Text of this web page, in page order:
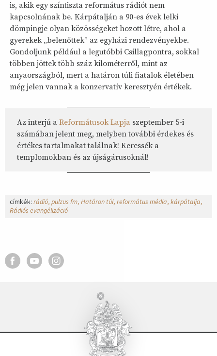
is, akik egy színtiszta református rádiót nem
kapcsolnának be. Kárpátalján a 90-es évek lelki
dömpingje olyan közösségeket hozott létre, ahol a
gyerekek „belenőttek” az egyházi rendezvényekbe.
Gondoljunk például a legutóbbi Csillagpontra, sokkal
többen jöttek több száz kilométerről, mint az
anyaországból, mert a határon túli fiatalok életében
még jelen vannak a konzervatív keresztyén értékek.
Az interjú a Reformátusok Lapja szeptember 5-i
számában jelent meg, melyben további érdekes és
értékes tartalmakat találnak! Keressék a
templomokban és az újságárusoknál!
címkék: rádió pulzus fm Határon túl református média kárpátalja
Rádiós evangélizáció